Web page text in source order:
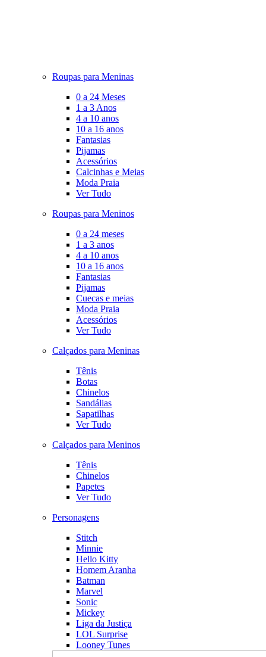
Roupas para Meninas
0 a 24 Meses
1 a 3 Anos
4 a 10 anos
10 a 16 anos
Fantasias
Pijamas
Acessórios
Calcinhas e Meias
Moda Praia
Ver Tudo
Roupas para Meninos
0 a 24 meses
1 a 3 anos
4 a 10 anos
10 a 16 anos
Fantasias
Pijamas
Cuecas e meias
Moda Praia
Acessórios
Ver Tudo
Calçados para Meninas
Tênis
Botas
Chinelos
Sandálias
Sapatilhas
Ver Tudo
Calçados para Meninos
Tênis
Chinelos
Papetes
Ver Tudo
Personagens
Stitch
Minnie
Hello Kitty
Homem Aranha
Batman
Marvel
Sonic
Mickey
Liga da Justiça
LOL Surprise
Looney Tunes